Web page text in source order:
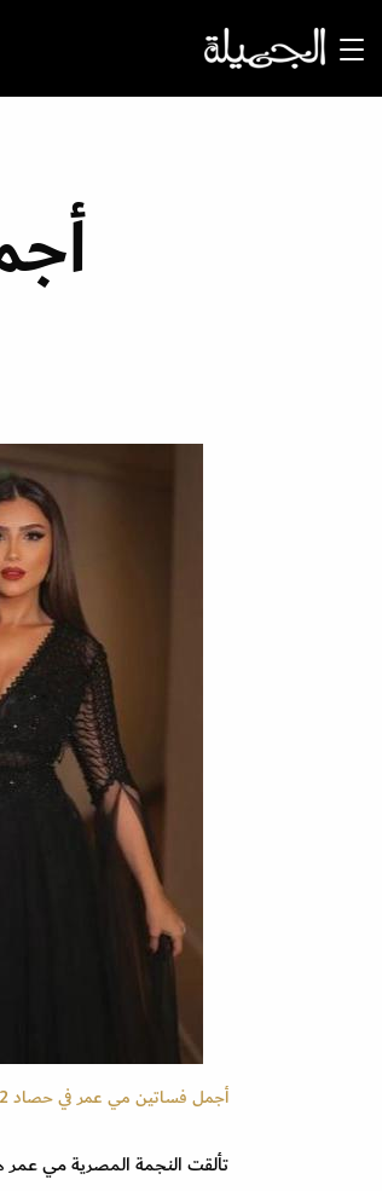
أجمل فساتين مي عمر في حصاد 2022
تألقت النجمة المصرية مي عمر